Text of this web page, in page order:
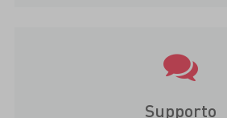
Supporto